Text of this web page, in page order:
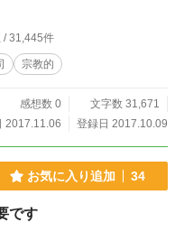
。 半神の英雄は、神の子を迎え
。 ※主軸はBLですが、いろいろ
表現がほんの一瞬出てきます。
/ 31,445件
宗教的
感想数 0
文字数 31,671
2017.11.06
登録日 2017.10.09
お気に入り追加 34
です